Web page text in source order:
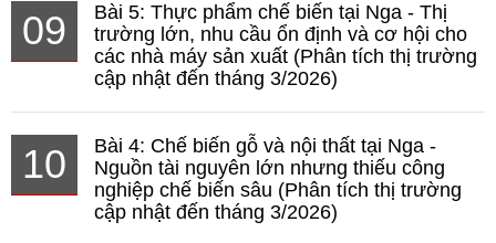
09
Bài 5: Thực phẩm chế biến tại Nga - Thị
trường lớn, nhu cầu ổn định và cơ hội cho
các nhà máy sản xuất (Phân tích thị trường
cập nhật đến tháng 3/2026)
10
Bài 4: Chế biến gỗ và nội thất tại Nga -
Nguồn tài nguyên lớn nhưng thiếu công
nghiệp chế biến sâu (Phân tích thị trường
cập nhật đến tháng 3/2026)